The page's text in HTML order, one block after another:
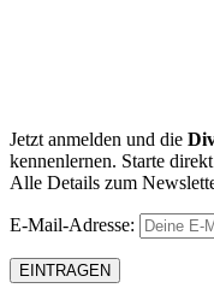
Jetzt anmelden und die
kennenlernen. Starte
Alle Details zum
E-Mail-Adresse: